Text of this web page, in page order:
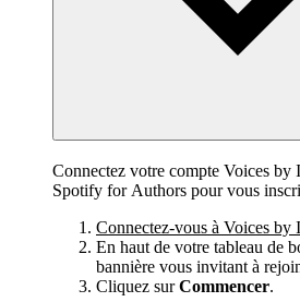
Connectez votre compte Voices by
Spotify for Authors pour vous
Connectez-vous à Voices by
En haut de votre tableau de
bannière vous invitant à
Cliquez surCommencer.